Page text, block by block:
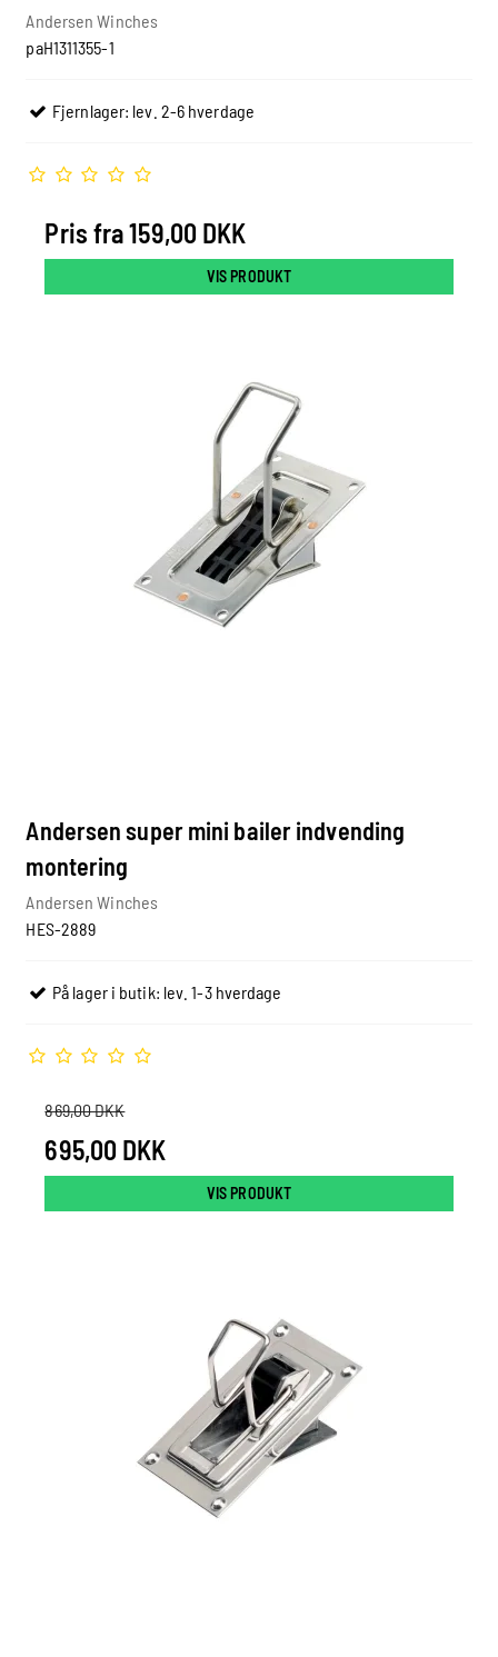
Andersen Winches
paH1311355-1
Fjernlager: lev. 2-6 hverdage
Pris fra159,00 DKK
VIS PRODUKT
Andersen super mini bailer indvending
montering
Andersen Winches
HES-2889
På lager i butik: lev. 1-3 hverdage
869,00 DKK
695,00 DKK
VIS PRODUKT